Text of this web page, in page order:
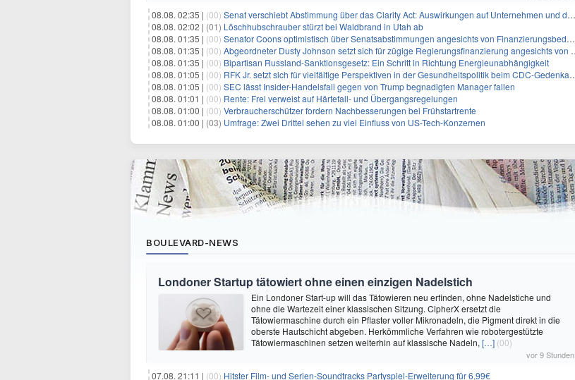
08.08. 02:35 | (00) Senat verschiebt Abstimmung über das Clarity Act: Auswirkungen auf Unternehmen und das Vertrauen der Investoren
08.08. 02:02 | (01) Löschhubschrauber stürzt bei Waldbrand in Utah ab
08.08. 01:35 | (00) Senator Coons optimistisch über Senatsabstimmungen angesichts von Finanzierungsbedenken
08.08. 01:35 | (00) Abgeordneter Dusty Johnson setzt sich für zügige Regierungsfinanzierung angesichts von Shutdown-Risiken ein
08.08. 01:35 | (00) Bipartisan Russland-Sanktionsgesetz: Ein Schritt in Richtung Energieunabhängigkeit
08.08. 01:05 | (00) RFK Jr. setzt sich für vielfältige Perspektiven in der Gesundheitspolitik beim CDC-Gedenkakt ein
08.08. 01:05 | (00) SEC lässt Insider-Handelsfall gegen von Trump begnadigten Manager fallen
08.08. 01:01 | (00) Rente: Frei verweist auf Härtefall- und Übergangsregelungen
08.08. 01:00 | (00) Verbraucherschützer fordern Nachbesserungen bei Frühstartrente
08.08. 01:00 | (03) Umfrage: Zwei Drittel sehen zu viel Einfluss von US-Tech-Konzernen
BOULEVARD-NEWS
Londoner Startup tätowiert ohne einen einzigen Nadelstich
Ein Londoner Start-up will das Tätowieren neu erfinden, ohne Nadelstiche und
ohne die Wartezeit einer klassischen Sitzung. CipherX ersetzt die
Tätowiermaschine durch ein Pflaster voller Mikronadeln, die Pigment direkt in die
oberste Hautschicht abgeben. Herkömmliche Verfahren wie robotergestützte
Tätowiermaschinen setzen weiterhin auf klassische Nadeln, […] (00)
vor 9 Stunden
07.08. 21:11 | (00) Hitster Film- und Serien-Soundtracks Partyspiel-Erweiterung für 6,99€